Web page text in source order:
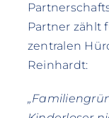
Partner zählt
zentralen
Reinhardt: